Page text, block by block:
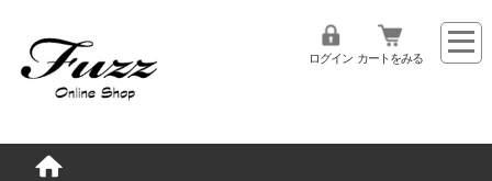
ログイン カートをみる